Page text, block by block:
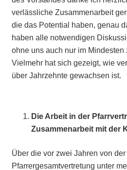
verlässliche Zusammenarbeit
die das Potential haben, genau
haben alle notwendigen
ohne uns auch nur im Mindesten
Vielmehr hat sich gezeigt, wie
über Jahrzehnte gewachsen ist.
Die Arbeit in der
Zusammenarbeit mit der
Über die vor zwei Jahren von
Pfarrergesamtvertretung unter